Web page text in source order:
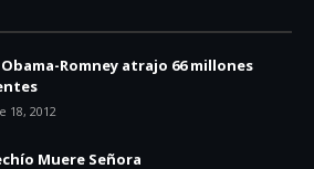
Romney atrajo 66 millones
18, 2012
Muere Señora